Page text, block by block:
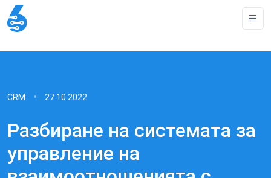
CRM 27.10.2022
Разбиране на системата за
управление на